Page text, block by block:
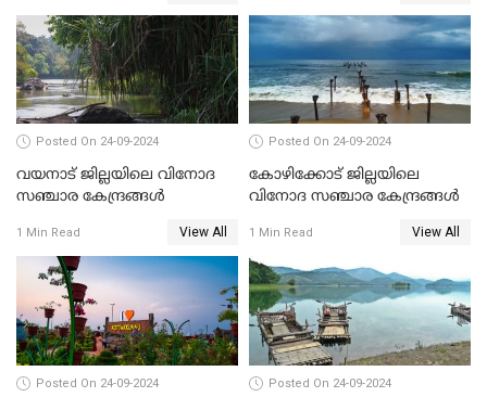
Posted On 24-09-2024
വയനാട് ജില്ലയിലെ വിനോദ
സഞ്ചാര കേന്ദ്രങ്ങൾ
1 Min Read View All
Posted On 24-09-2024
കോഴിക്കോട് ജില്ലയിലെ
വിനോദ സഞ്ചാര കേന്ദ്രങ്ങൾ
1 Min Read View All
Posted On 24-09-2024 Posted On 24-09-2024